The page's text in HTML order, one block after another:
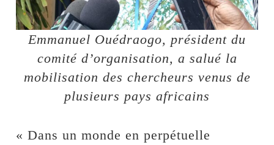
Emmanuel Ouédraogo, président du
comité d’organisation, a salué la
mobilisation des chercheurs venus de
plusieurs pays africains
« Dans un monde en perpétuelle